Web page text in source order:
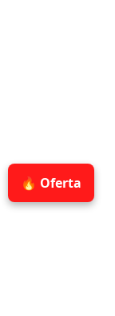
🔥 Oferta